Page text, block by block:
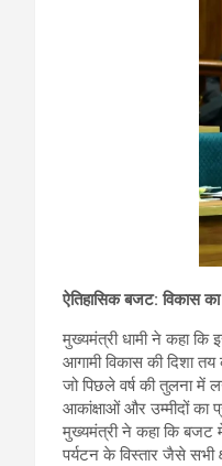
ऐतिहासिक बजट: विकास
मुख्यमंत्री धामी ने कहा कि
आगामी विकास की दिशा
जो पिछले वर्ष की तुलना में
आकांक्षाओं और उम्मीदों का
मुख्यमंत्री ने कहा कि बजट
पर्यटन के विस्तार जैसे सभी